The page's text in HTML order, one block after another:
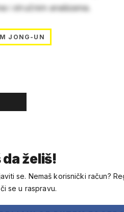
i stručnim analizama.
JONG-UN
želiš!
se. Nemaš korisnički račun?
se u raspravu.